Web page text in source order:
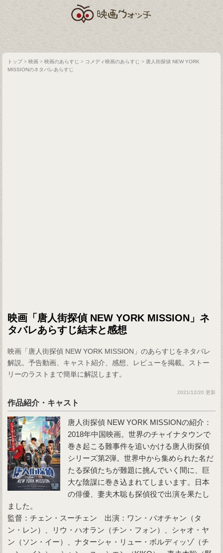
トップ>映画 >映画のあらすじ > コメディ映画のあらすじ > 唐人街探偵 NEW YORK
MISSIONのネタバレあらすじ
映画「唐人街探偵 NEW YORK MISSION」ネ
タバレあらすじ結末と感想
映画「唐人街探偵 NEW YORK MISSION」のあらすじをネタバレ
解説。予告動画、キャスト紹介、感想、レビューを掲載。ストー
リーのラストまで簡単に解説します。
2021/12/20 更新
作品紹介・キャスト
唐人街探偵 NEW YORK MISSIONの紹介：
2018年中国映画。世界のチャイナタウンで
巻き起こる難事件を追いかける唐人街探偵
シリーズ第2弾。世界中から集められた名だ
たる探偵たちが難題に挑んでいく間に、巨
大な陰謀に巻き込まれてしまいます。日本
の俳優、妻夫木聡も探偵役で出演を果たし
ました。
監督：チェン・スーチェン 出演：ワン・バオチャン（タ
ン・レン）、リウ・ハオラン（チン・フォン）、シャオ・ヤ
ン（ソン・イー）、ナターシャ・リュー・ボルディッゾ（チ